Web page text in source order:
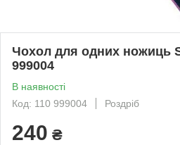
Чохол для одних ножиць
999004
В наявності
Код: 110 999004
Роздріб
240 ₴